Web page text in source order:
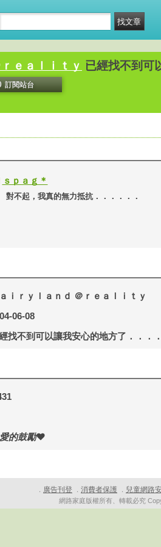
ｅａｌｉｔｙ 已經找不到可
訂閱站台
ｓｐａｇ＊
不起，我真的無力抵抗．．．．．．
ｉｒｙｌａｎｄ ＠ｒｅａｌｉｔｙ
06-08
找不到可以讓我安心的地方了．．．
的鼓勵
． 廣告刊登 ． 消費者保護 ． 兒童網路
網路家庭版權所有、轉載必究